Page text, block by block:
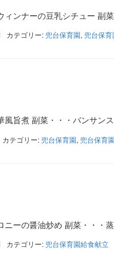
ンナーの豆乳シチュー 副
カテゴリー: 兜台保育園, 兜台保
旨煮 副菜・・・バンサン
カテゴリー: 兜台保育園, 兜台保育
ーの醤油炒め 副菜・・・
カテゴリー: 兜台保育園給食献立